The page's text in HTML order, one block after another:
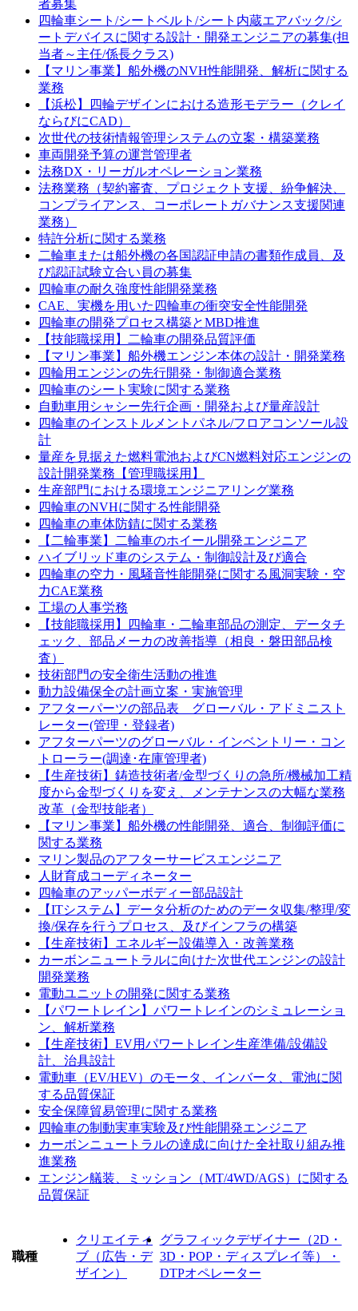
者募集
四輪車シート/シートベルト/シート内蔵エアバック/シ
ートデバイスに関する設計・開発エンジニアの募集(担
当者～主任/係長クラス)
【マリン事業】船外機のNVH性能開発、解析に関する
業務
【浜松】四輪デザインにおける造形モデラー（クレイ
ならびにCAD）
次世代の技術情報管理システムの立案・構築業務
車両開発予算の運営管理者
法務DX・リーガルオペレーション業務
法務業務（契約審査、プロジェクト支援、紛争解決、
コンプライアンス、コーポレートガバナンス支援関連
業務）
特許分析に関する業務
二輪車または船外機の各国認証申請の書類作成員、及
び認証試験立合い員の募集
四輪車の耐久強度性能開発業務
CAE、実機を用いた四輪車の衝突安全性能開発
四輪車の開発プロセス構築とMBD推進
【技能職採用】二輪車の開発品質評価
【マリン事業】船外機エンジン本体の設計・開発業務
四輪用エンジンの先行開発・制御適合業務
四輪車のシート実験に関する業務
自動車用シャシー先行企画・開発および量産設計
四輪車のインストルメントパネル/フロアコンソール設
計
量産を見据えた燃料電池およびCN燃料対応エンジンの
設計開発業務【管理職採用】
生産部門における環境エンジニアリング業務
四輪車のNVHに関する性能開発
四輪車の車体防錆に関する業務
【二輪事業】二輪車のホイール開発エンジニア
ハイブリッド車のシステム・制御設計及び適合
四輪車の空力・風騒音性能開発に関する風洞実験・空
力CAE業務
工場の人事労務
【技能職採用】四輪車・二輪車部品の測定、データチ
ェック、部品メーカの改善指導（相良・磐田部品検
査）
技術部門の安全衛生活動の推進
動力設備保全の計画立案・実施管理
アフターパーツの部品表 グローバル・アドミニスト
レーター(管理・登録者)
アフターパーツのグローバル・インベントリー・コン
トローラー(調達･在庫管理者)
【生産技術】鋳造技術者/金型づくりの急所/機械加工精
度から金型づくりを変え、メンテナンスの大幅な業務
改革（金型技能者）
【マリン事業】船外機の性能開発、適合、制御評価に
関する業務
マリン製品のアフターサービスエンジニア
人財育成コーディネーター
四輪車のアッパーボディー部品設計
【ITシステム】データ分析のためのデータ収集/整理/変
換/保存を行うプロセス、及びインフラの構築
【生産技術】エネルギー設備導入・改善業務
カーボンニュートラルに向けた次世代エンジンの設計
開発業務
電動ユニットの開発に関する業務
【パワートレイン】パワートレインのシミュレーショ
ン、解析業務
【生産技術】EV用パワートレイン生産準備/設備設
計、治具設計
電動車（EV/HEV）のモータ、インバータ、電池に関
する品質保証
安全保障貿易管理に関する業務
四輪車の制動実車実験及び性能開発エンジニア
カーボンニュートラルの達成に向けた全社取り組み推
進業務
エンジン艤装、ミッション（MT/4WD/AGS）に関する
品質保証
職種
クリエイティ
ブ（広告・デ
ザイン）
グラフィックデザイナー（2D・
3D・POP・ディスプレイ等）・
DTPオペレーター